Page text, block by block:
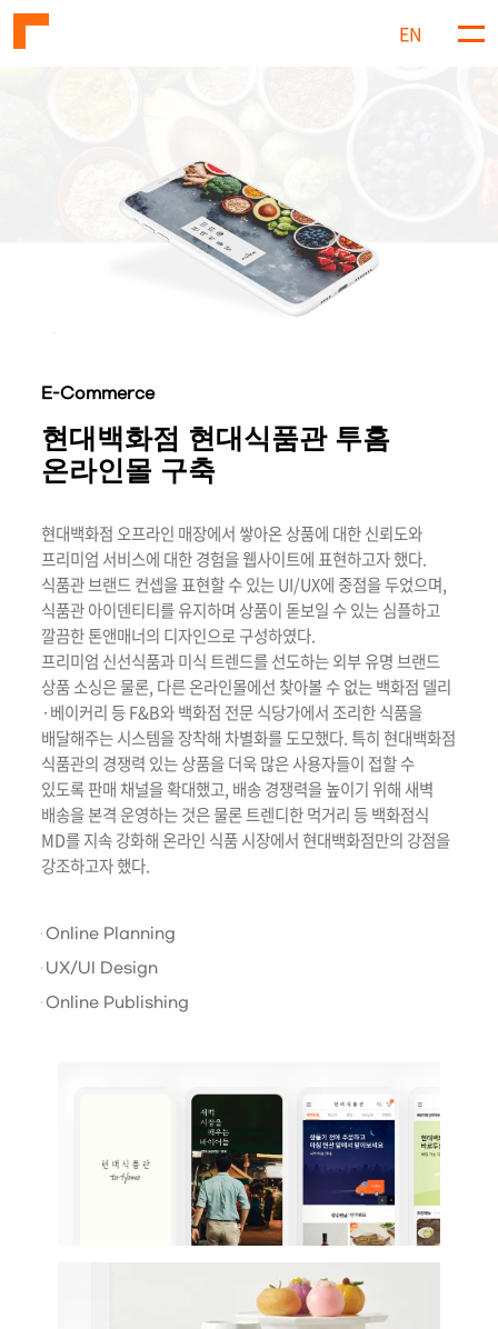
EN
메
E-Commerce
현대백화점 현대식품관 투홈
온라인몰 구축
현대백화점 오프라인 매장에서 쌓아온 상품에 대한 신뢰도와
프리미엄 서비스에 대한 경험을 웹사이트에 표현하고자 했다.
식품관 브랜드 컨셉을 표현할 수 있는 UI/UX에 중점을 두었으며,
식품관 아이덴티티를 유지하며 상품이 돋보일 수 있는 심플하고
깔끔한 톤앤매너의 디자인으로 구성하였다.
프리미엄 신선식품과 미식 트렌드를 선도하는 외부 유명 브랜드
상품 소싱은 물론, 다른 온라인몰에선 찾아볼 수 없는 백화점 델리
·베이커리 등 F&B와 백화점 전문 식당가에서 조리한 식품을
배달해주는 시스템을 장착해 차별화를 도모했다. 특히 현대백화점
식품관의 경쟁력 있는 상품을 더욱 많은 사용자들이 접할 수
있도록 판매 채널을 확대했고, 배송 경쟁력을 높이기 위해 새벽
배송을 본격 운영하는 것은 물론 트렌디한 먹거리 등 백화점식
MD를 지속 강화해 온라인 식품 시장에서 현대백화점만의 강점을
강조하고자 했다.
Online Planning
UX/UI Design
Online Publishing